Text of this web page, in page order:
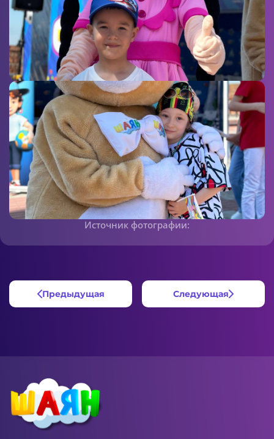
Источник фотографии:
Предыдущая Следующая